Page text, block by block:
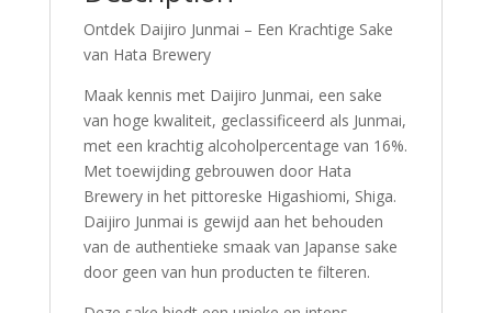
Ontdek Daijiro Junmai – Een Krachtige Sake
van Hata Brewery
Maak kennis met Daijiro Junmai, een sake
van hoge kwaliteit, geclassificeerd als Junmai,
met een krachtig alcoholpercentage van 16%.
Met toewijding gebrouwen door Hata
Brewery in het pittoreske Higashiomi, Shiga.
Daijiro Junmai is gewijd aan het behouden
van de authentieke smaak van Japanse sake
door geen van hun producten te filteren.